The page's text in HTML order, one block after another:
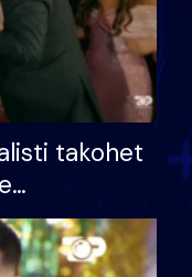
takohet
letër